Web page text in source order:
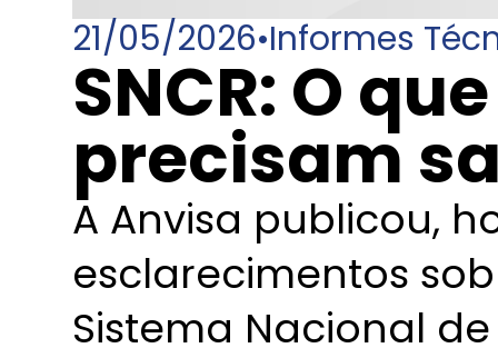
21/05/2026•Informes
SNCR: O
precisam
A Anvisa publicou,
esclarecimentos
Sistema Nacional